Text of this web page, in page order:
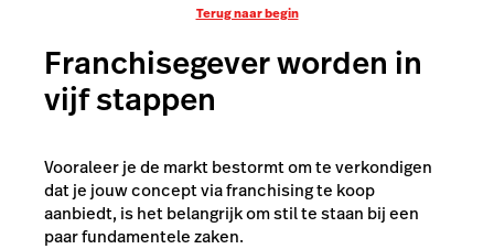
Terug naar begin
Franchisegever worden in
vijf stappen
Vooraleer je de markt bestormt om te verkondigen
dat je jouw concept via franchising te koop
aanbiedt, is het belangrijk om stil te staan bij een
paar fundamentele zaken.